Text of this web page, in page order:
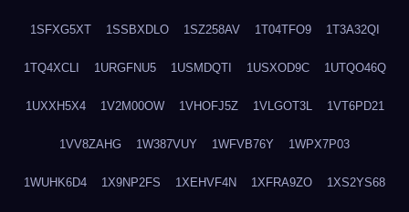
1SFXG5XT 1SSBXDLO 1SZ258AV 1T04TFO9 1T3A32QI
1TQ4XCLI 1URGFNU5 1USMDQTI 1USXOD9C 1UTQO46Q
1UXXH5X4 1V2M00OW 1VHOFJ5Z 1VLGOT3L 1VT6PD21
1VV8ZAHG 1W387VUY 1WFVB76Y 1WPX7P03
1WUHK6D4 1X9NP2FS 1XEHVF4N 1XFRA9ZO 1XS2YS68